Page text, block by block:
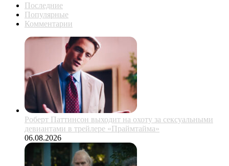
Последние
Популярные
Комментарии
Роберт Паттинсон выходит на охоту за сексуальными
девиантами в трейлере «Праймтайма»
06.08.2026